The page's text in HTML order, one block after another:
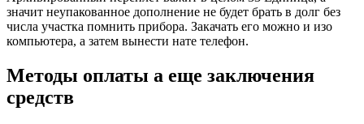
значит неупакованное дополнение не будет брать в долг без
числа участка помнить прибора. Закачать его можно и изо
компьютера, а затем вынести нате телефон.
Методы оплаты а еще заключения
средств